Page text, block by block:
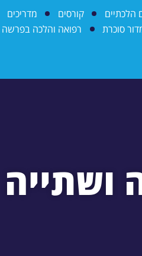
הלכתיים קורסים מדריכים
סוכרת
רפואה והלכה בפרשה